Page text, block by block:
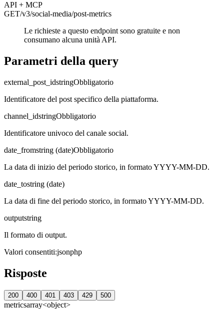
API + MCP
GET/v3/social-media/post-metrics
Le richieste a questo endpoint sono gratuite e non
consumano alcuna unità API.
Parametri della query
external_post_idstringObbligatorio
Identificatore del post specifico della piattaforma.
channel_idstringObbligatorio
Identificatore univoco del canale social.
date_fromstring (date)Obbligatorio
La data di inizio del periodo storico, in formato YYYY-MM-DD.
date_tostring (date)
La data di fine del periodo storico, in formato YYYY-MM-DD.
outputstring
Il formato di output.
Valori consentiti:jsonphp
Risposte
200 400 401 403 429 500
metricsarray<object>